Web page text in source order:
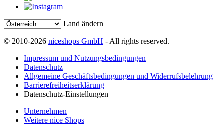
Land ändern
© 2010-2026 niceshops GmbH - All rights reserved.
Impressum und Nutzungsbedingungen
Datenschutz
Allgemeine Geschäftsbedingungen und Widerrufsbelehrung
Barrierefreiheitserklärung
Datenschutz-Einstellungen
Unternehmen
Weitere nice Shops